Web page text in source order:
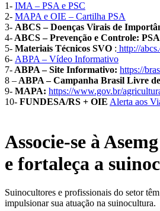
1- IMA – PSA e PSC
2- MAPA e OIE – Cartilha PSA
3- ABCS – Doenças Virais de
4-ABCS – Prevenção e Controle:
5- Materiais Técnicos SVO : http://
6- ABPA – Vídeo Informativo
7-ABPA – Site Informativo: https://
8 –ABPA – Campanha Brasil Livre
9- MAPA: https://www.gov.br/
10- FUNDESA/RS + OIE Alerta aos
Associe-se à Asemg
e fortaleça a
Suinocultores e profissionais do setor
impulsionar sua atuação na suinocultura.